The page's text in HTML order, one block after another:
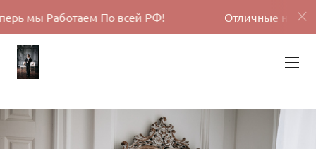
По всей РФ! Отличные новости, теперь мы